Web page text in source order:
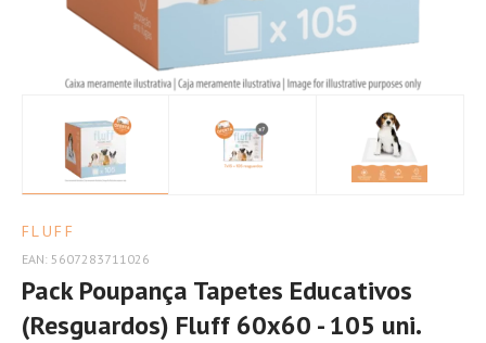
FLUFF
EAN: 5607283711026
Pack Poupança Tapetes Educativos
(Resguardos) Fluff 60x60 - 105 uni.